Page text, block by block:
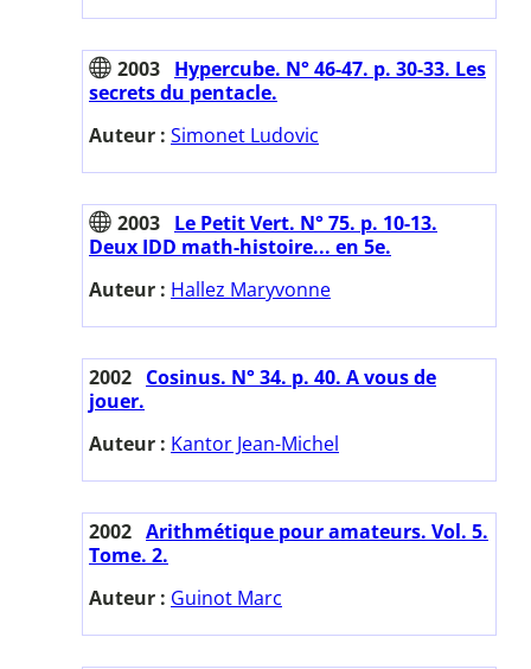
2003 Hypercube. N° 46-47. p. 30-33. Les
secrets du pentacle.
Auteur : Simonet Ludovic
2003 Le Petit Vert. N° 75. p. 10-13.
Deux IDD math-histoire... en 5e.
Auteur : Hallez Maryvonne
2002 Cosinus. N° 34. p. 40. A vous de
jouer.
Auteur : Kantor Jean-Michel
2002 Arithmétique pour amateurs. Vol. 5.
Tome. 2.
Auteur : Guinot Marc